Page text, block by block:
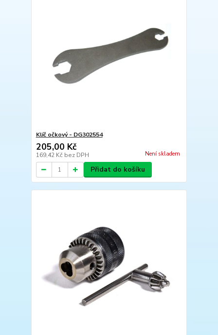
Klíč očkový - DG302554
205,00 Kč
169,42 Kč bez DPH Není skladem
Přidat do košíku